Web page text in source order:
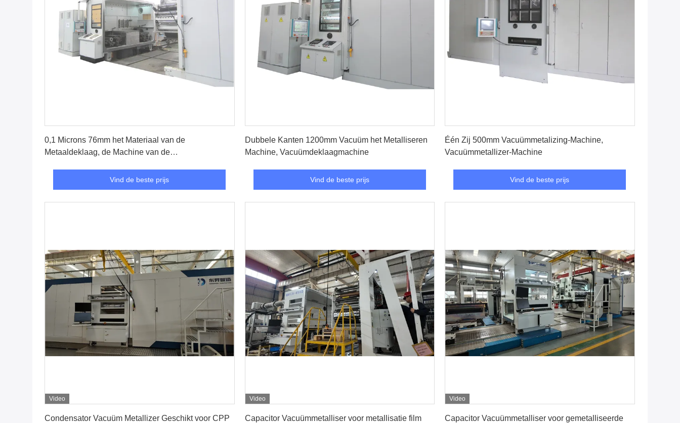
0,1 Microns 76mm het Materiaal van de
Metaaldeklaag, de Machine van de
Vind de beste prijs
Dubbele Kanten 1200mm Vacuüm het Metalliseren
Machine, Vacuümdeklaagmachine
Vind de beste prijs
Één Zij 500mm Vacuümmetalizing-Machine,
Vacuümmetallizer-Machine
Vind de beste prijs
Video
Condensator Vacuüm Metallizer Geschikt voor CPP
Video
Capacitor Vacuümmetalliser voor metallisatie film
Video
Capacitor Vacuümmetalliser voor gemetalliseerde